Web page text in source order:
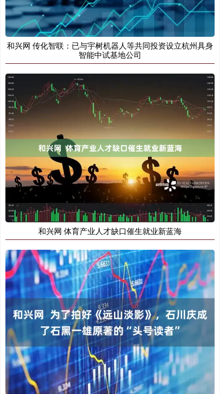
和兴网 传化智联：已与宇树机器人等共同投资设立杭州具身
智能中试基地公司
和兴网 体育产业人才缺口催生就业新蓝海